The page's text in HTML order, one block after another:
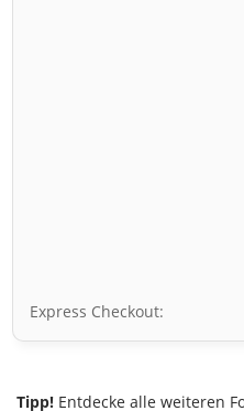
Express Checkout:
Tipp! Entdecke alle weiteren